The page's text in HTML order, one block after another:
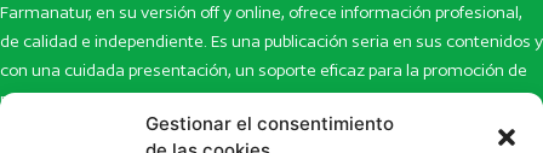
Gestionar el consentimiento
Farmanatur, en su versión off y online, ofrece información profesional,
de calidad e independiente. Es una publicación seria en sus contenidos y
con una cuidada presentación, un soporte eficaz para la promoción de
productos y novedades.
Inicio